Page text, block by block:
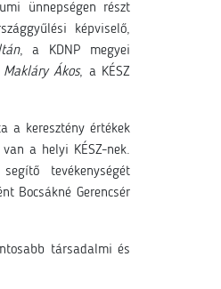
ünnepségen részt
képviselő,
, a KDNP megyei
Makláry Ákos, a KÉSZ
a keresztény értékek
a helyi KÉSZ-nek.
tevékenységét
Bocsákné Gerencsér
társadalmi és